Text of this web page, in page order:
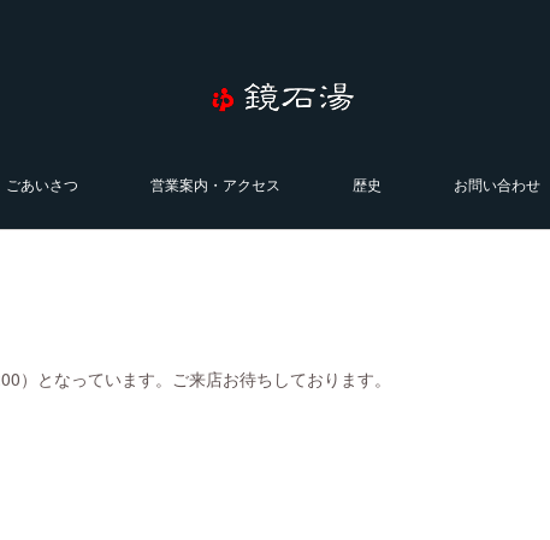
ごあいさつ 営業案内・アクセス 歴史 お問い合わせ
）となっています。ご来店お待ちしております。